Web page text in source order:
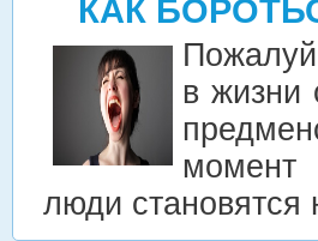
КАК
в жизни
момент
люди